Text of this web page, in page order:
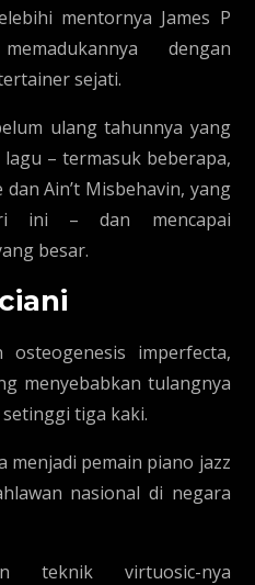
mentornya James P
dengan
sejati.
ulang tahunnya yang
– termasuk beberapa,
Ain’t Misbehavin, yang
ini – dan mencapai
besar.
imperfecta,
menyebabkan tulangnya
tiga kaki.
menjadi pemain piano jazz
nasional di negara
teknik virtuosic-nya